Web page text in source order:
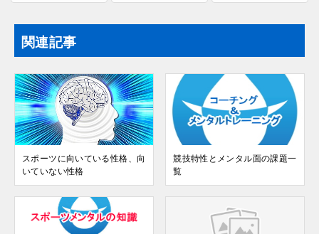
関連記事
スポーツに向いている性格、向
いていない性格
競技特性とメンタル面の課題一
覧